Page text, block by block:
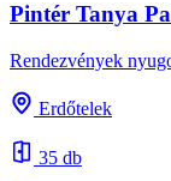
Pintér Tanya
Rendezvények
Erdőtelek
35 db